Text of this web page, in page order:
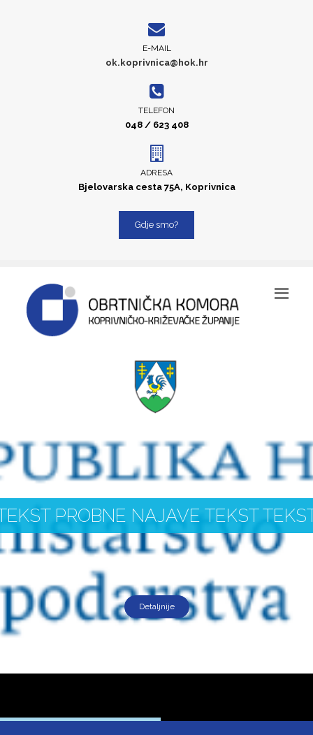
E-MAIL
ok.koprivnica@hok.hr
TELEFON
048 / 623 408
ADRESA
Bjelovarska cesta 75A, Koprivnica
Gdje smo?
PROBNE NAJAVE TEKST
Detaljnije